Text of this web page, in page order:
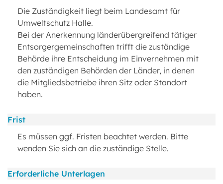
Die Zuständigkeit liegt beim Landesamt für
Umweltschutz Halle.
Bei der Anerkennung länderübergreifend tätiger
Entsorgergemeinschaften trifft die zuständige
Behörde ihre Entscheidung im Einvernehmen mit
den zuständigen Behörden der Länder, in denen
die Mitgliedsbetriebe ihren Sitz oder Standort
haben.
Frist
Es müssen ggf. Fristen beachtet werden. Bitte
wenden Sie sich an die zuständige Stelle.
Erforderliche Unterlagen